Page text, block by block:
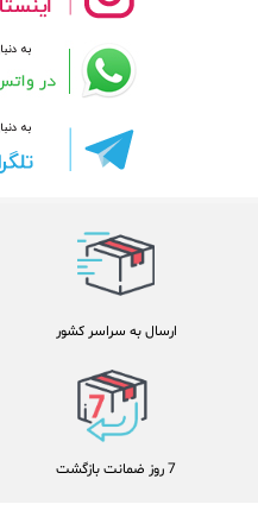
ارسال به سراسر کشور
7 روز ضمانت بازگشت